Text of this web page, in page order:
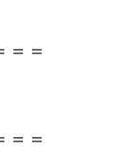
＝＝
＝＝